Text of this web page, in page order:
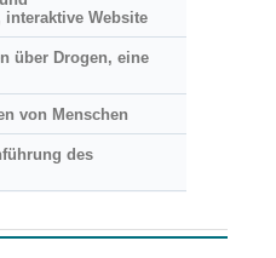
Website
über Drogen, eine
von Menschen
des